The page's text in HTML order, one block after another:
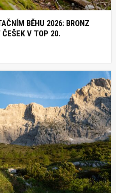
BĚHU 2026: BRONZ
V TOP 20.